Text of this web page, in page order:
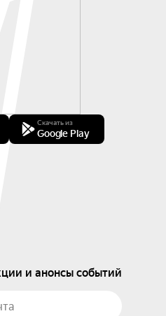
Скачать из
Google Play
и анонсы событий